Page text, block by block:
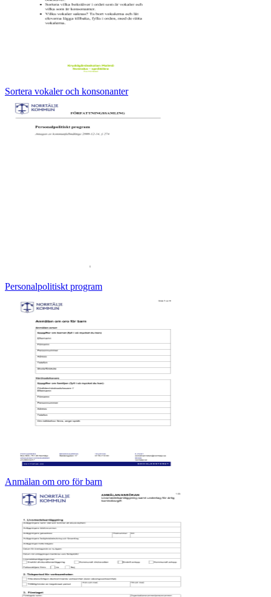
Sortera vokaler och konsonanter
Personalpolitiskt program
Anmälan om oro för barn